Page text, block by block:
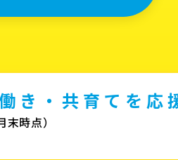
・共育てを応
時点）